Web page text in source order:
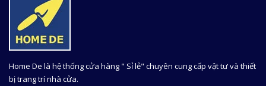
Home De là hệ thống cửa hàng " Sỉ lẻ" chuyên cung cấp vật tư và thiết
bị trang trí nhà cửa.